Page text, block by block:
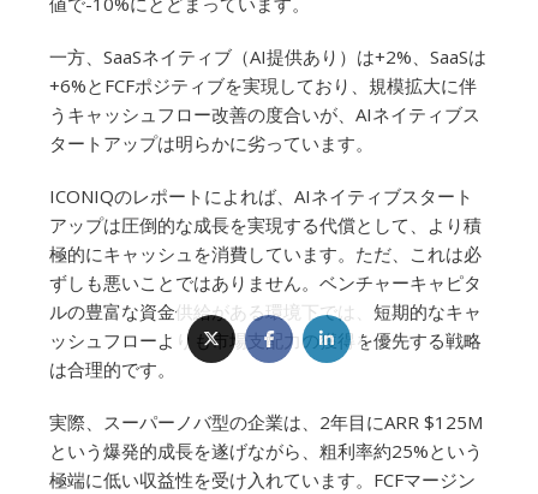
一方、SaaSネイティブ（AI提供あり）は+2%、SaaSは
+6%とFCFポジティブを実現しており、規模拡大に伴
うキャッシュフロー改善の度合いが、AIネイティブス
タートアップは明らかに劣っています。
ICONIQのレポートによれば、AIネイティブスタート
アップは圧倒的な成長を実現する代償として、より積
極的にキャッシュを消費しています。ただ、これは必
ずしも悪いことではありません。ベンチャーキャピタ
ルの豊富な資金供給がある環境下では、短期的なキャ
ッシュフローよりも市場支配力の獲得を優先する戦略
は合理的です。
実際、スーパーノバ型の企業は、2年目にARR $125M
という爆発的成長を遂げながら、粗利率約25%という
極端に低い収益性を受け入れています。FCFマージン